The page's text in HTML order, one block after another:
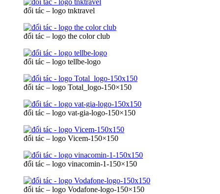
đối tác – logo tnktravel
đối tác – logo the color club
đối tác – logo tellbe-logo
đối tác – logo Total_logo-150×150
đối tác – logo vat-gia-logo-150×150
đối tác – logo Vicem-150×150
đối tác – logo vinacomin-1-150×150
đối tác – logo Vodafone-logo-150×150